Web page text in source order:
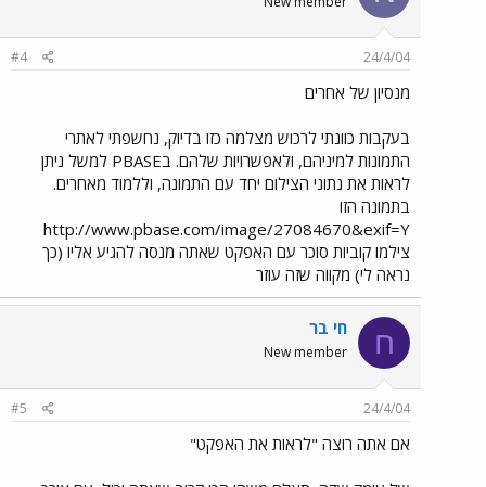
24/4/04
#4
מנסיון של אחרים
בעקבות כוונתי לרכוש מצלמה כזו בדיוק, נחשפתי לאתרי
התמונות למיניהם, ולאפשרויות שלהם. בPBASE למשל ניתן
לראות את נתוני הצילום יחד עם התמונה, וללמוד מאחרים.
בתמונה הזו
http://www.pbase.com/image/27084670&exif=Y
צילמו קוביות סוכר עם האפקט שאתה מנסה להגיע אליו (כך
נראה לי) מקווה שזה עוזר
ח חי בר
New member
24/4/04
#5
אם אתה רוצה "לראות את האפקט"